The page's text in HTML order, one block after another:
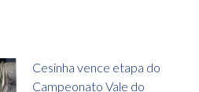
Cesinha vence etapa do
Campeonato Vale do